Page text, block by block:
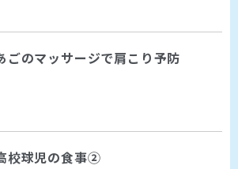
ごのマッサージで肩こり予防
校球児の食事②